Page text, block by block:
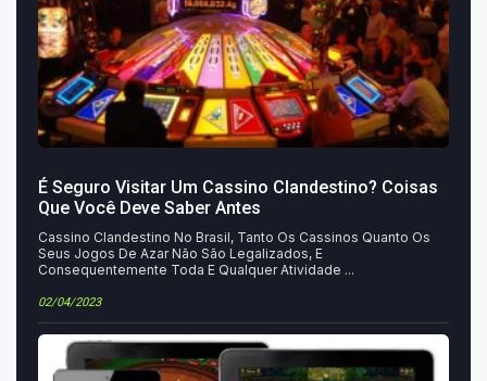
É Seguro Visitar Um Cassino Clandestino? Coisas
Que Você Deve Saber Antes
Cassino Clandestino No Brasil, Tanto Os Cassinos Quanto Os
Seus Jogos De Azar Não São Legalizados, E
Consequentemente Toda E Qualquer Atividade ...
02/04/2023